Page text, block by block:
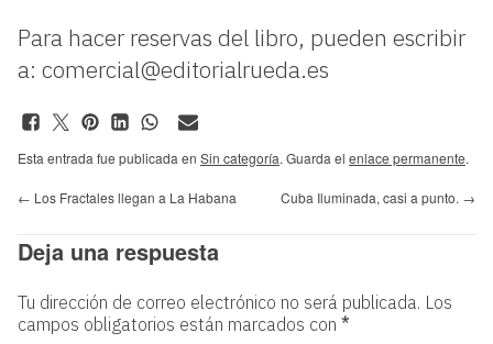
Para hacer reservas del libro, pueden escribir
a: comercial@editorialrueda.es
Esta entrada fue publicada en Sin categoría. Guarda el enlace permanente.
← Los Fractales llegan a La Habana Cuba Iluminada, casi a punto. →
Deja una respuesta
Tu dirección de correo electrónico no será publicada. Los
campos obligatorios están marcados con *